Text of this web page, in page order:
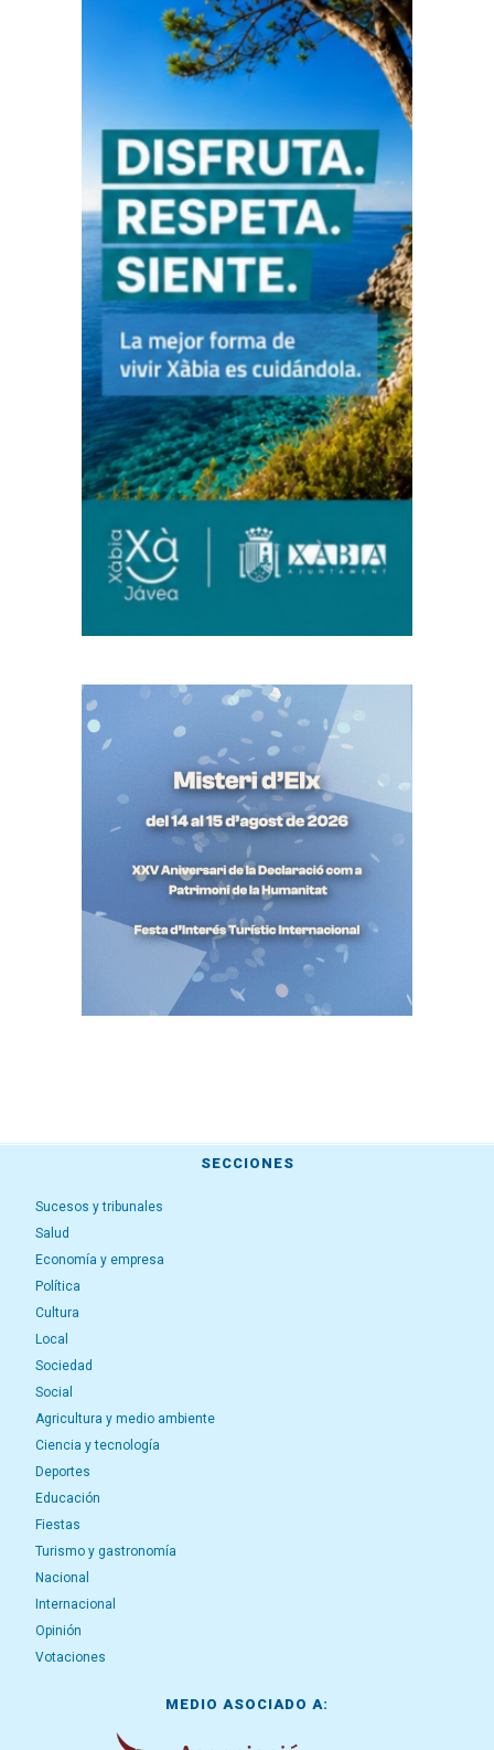
SECCIONES
Sucesos y tribunales
Salud
Economía y empresa
Política
Cultura
Local
Sociedad
Social
Agricultura y medio ambiente
Ciencia y tecnología
Deportes
Educación
Fiestas
Turismo y gastronomía
Nacional
Internacional
Opinión
Votaciones
MEDIO ASOCIADO A: